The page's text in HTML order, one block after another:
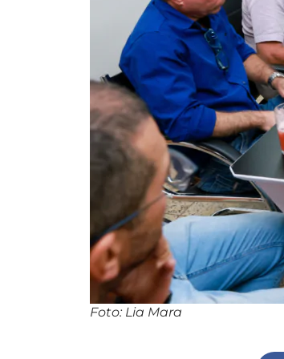
Foto: Lia Mara